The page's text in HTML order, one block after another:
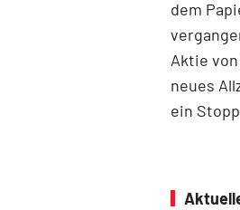
dem
Aktie
neues
ein